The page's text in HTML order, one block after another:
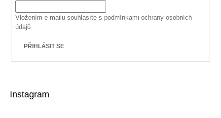
Vložením e-mailu souhlasíte s podmínkami ochrany osobních
údajů
PŘIHLÁSIT SE
Instagram